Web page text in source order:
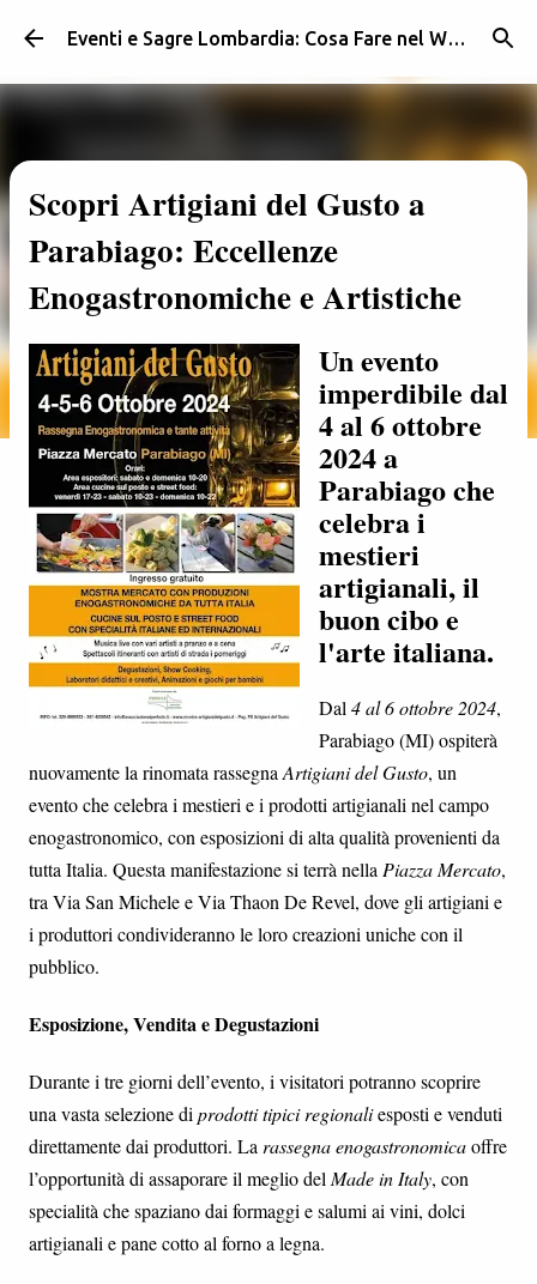
Passa ai contenuti principali Eventi e Sagre Lombardia: Cosa Fare nel Weekend | Weekendidea
Scopri Artigiani del Gusto a
Parabiago: Eccellenze
Enogastronomiche e Artistiche
Un evento
imperdibile dal
4 al 6 ottobre
2024 a
Parabiago che
celebra i
mestieri
artigianali, il
buon cibo e
l'arte italiana.
Dal 4 al 6 ottobre 2024,
Parabiago (MI) ospiterà
nuovamente la rinomata rassegna Artigiani del Gusto, un
evento che celebra i mestieri e i prodotti artigianali nel campo
enogastronomico, con esposizioni di alta qualità provenienti da
tutta Italia. Questa manifestazione si terrà nella Piazza Mercato,
tra Via San Michele e Via Thaon De Revel, dove gli artigiani e
i produttori condivideranno le loro creazioni uniche con il
pubblico.
Esposizione, Vendita e Degustazioni
Durante i tre giorni dell’evento, i visitatori potranno scoprire
una vasta selezione diprodotti tipici regionaliesposti e venduti
direttamente dai produttori. Larassegna enogastronomicaoffre
l’opportunità di assaporare il meglio delMade in Italy, con
specialità che spaziano dai formaggi e salumi ai vini, dolci
artigianali e pane cotto al forno a legna.